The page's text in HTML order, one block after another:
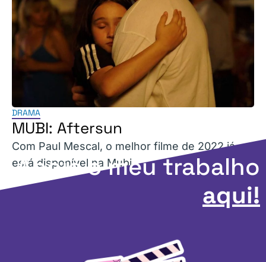
DRAMA
MUBI: Aftersun
Com Paul Mescal, o melhor filme de 2022 já
está disponível na Mubi.
Apoie o meu trabalho
aqui!